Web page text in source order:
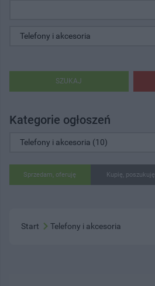
SZUKAJ
Kategorie ogłoszeń
Sprzedam, oferuję Kupię, poszukuję
Start Telefony i akcesoria